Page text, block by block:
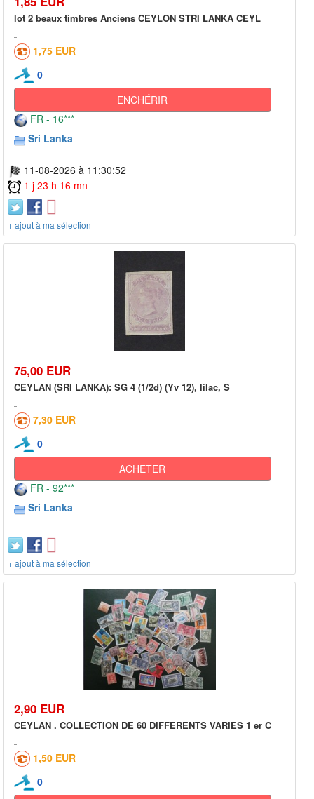
lot 2 beaux timbres Anciens CEYLON STRI LANKA CEYL
1,75 EUR
0
ENCHÉRIR
FR - 16***
Sri Lanka
11-08-2026 à 11:30:52
1 j 23 h 16 mn
+ ajout à ma sélection
75,00 EUR
CEYLAN (SRI LANKA): SG 4 (1/2d) (Yv 12), lilac, S
7,30 EUR
0
ACHETER
FR - 92***
Sri Lanka
+ ajout à ma sélection
2,90 EUR
CEYLAN . COLLECTION DE 60 DIFFERENTS VARIES 1 er C
1,50 EUR
0